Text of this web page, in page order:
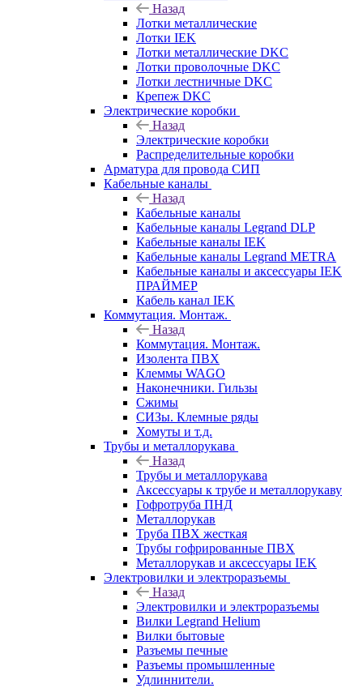
Назад
Лотки металлические
Лотки IEK
Лотки металлические DKC
Лотки проволочные DKC
Лотки лестничные DKC
Крепеж DKC
Электрические коробки
Назад
Электрические коробки
Распределительные коробки
Арматура для провода СИП
Кабельные каналы
Назад
Кабельные каналы
Кабельные каналы Legrand DLP
Кабельные каналы IEK
Кабельные каналы Legrand METRA
Кабельные каналы и аксессуары IEK
ПРАЙМЕР
Кабель канал IEK
Коммутация. Монтаж.
Назад
Коммутация. Монтаж.
Изолента ПВХ
Клеммы WAGO
Наконечники. Гильзы
Сжимы
СИЗы. Клемные ряды
Хомуты и т.д.
Трубы и металлорукава
Назад
Трубы и металлорукава
Аксессуары к трубе и металлорукаву
Гофротруба ПНД
Металлорукав
Труба ПВХ жесткая
Трубы гофрированные ПВХ
Металлорукав и аксессуары IEK
Электровилки и электроразъемы
Назад
Электровилки и электроразъемы
Вилки Legrand Helium
Вилки бытовые
Разъемы печные
Разъемы промышленные
Удлиннители.